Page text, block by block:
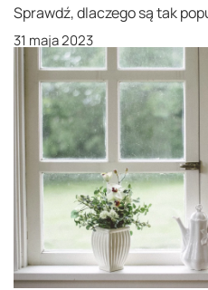
Sprawdź, dlaczego są tak
31 maja 2023